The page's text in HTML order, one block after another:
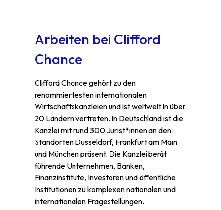
Arbeiten bei Clifford
Chance
Clifford Chance gehört zu den
renommiertesten internationalen
Wirtschaftskanzleien und ist weltweit in über
20 Ländern vertreten. In Deutschland ist die
Kanzlei mit rund 300 Jurist*innen an den
Standorten Düsseldorf, Frankfurt am Main
und München präsent. Die Kanzlei berät
führende Unternehmen, Banken,
Finanzinstitute, Investoren und öffentliche
Institutionen zu komplexen nationalen und
internationalen Fragestellungen.